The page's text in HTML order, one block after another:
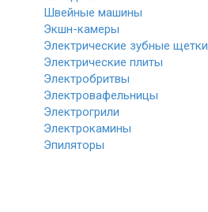
Швейные машины
Экшн-камеры
Электрические зубные щетки
Электрические плиты
Электробритвы
Электровафельницы
Электрогрили
Электрокамины
Эпиляторы